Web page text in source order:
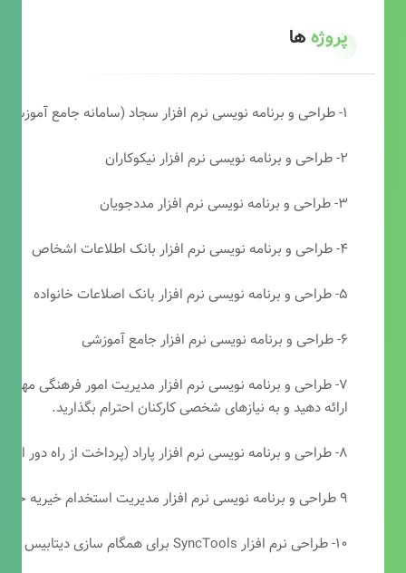
پروژهها
۱- طراحی و برنامه نویسی نرم افزار سجاد (سامانه جامع آموزشی دارالقرآن)
۲- طراحی و برنامه نویسی نرم افزار نیکوکاران
۳- طراحی و برنامه نویسی نرم افزار مددجویان
۴- طراحی و برنامه نویسی نرم افزار بانک اطلاعات اشخاص
۵- طراحی و برنامه نویسی نرم افزار بانک اصلاعات خانواده
۶- طراحی و برنامه نویسی نرم افزار جامع آموزشی
۷- طراحی و برنامه نویسی نرم افزار مدیریت امور فرهنگی
ارائه دهید و به نیازهای شخصی کارکنان احترام بگذارید.
۸- طراحی و برنامه نویسی نرم افزار پاراد (پرداخت از راه دور انجمن مددکاری امام زمان(عج))
۹ طراحی و برنامه نویسی نرم افزار مدیریت استخدام خیریه حضرت ابوالفضل (ع)
۱۰- طراحی نرم افزار SyncTools برای همگام سازی دیتابیس های SQL Server